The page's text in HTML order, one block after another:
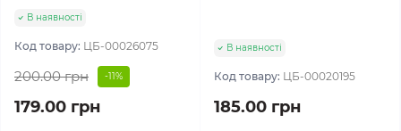
В наявності
Код товару: ЦБ-00026075
200.00 грн -11%
179.00 грн
В наявності
Код товару: ЦБ-00020195
185.00 грн